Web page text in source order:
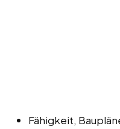
Fähigkeit,